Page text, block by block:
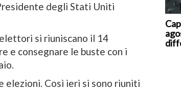
degli Stati Uniti
si riuniscano il 14
e consegnare le buste con i
elezioni. Così ieri si sono riuniti